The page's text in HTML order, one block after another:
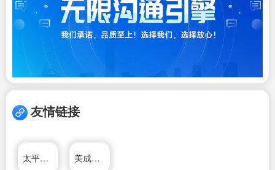
友情链接
太平洋加达移民公司 美成达移民公司